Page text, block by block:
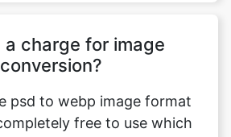
free to use which
use it as often as you want
a single penny and it
installation. Our free